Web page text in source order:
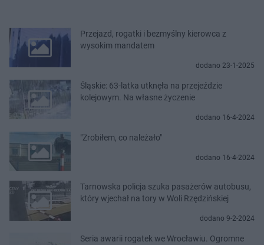
Przejazd, rogatki i bezmyślny kierowca z
wysokim mandatem
dodano 23-1-2025
Śląskie: 63-latka utknęła na przejeździe
kolejowym. Na własne życzenie
dodano 16-4-2024
"Zrobiłem, co należało"
dodano 16-4-2024
Tarnowska policja szuka pasażerów autobusu,
który wjechał na tory w Woli Rzędzińskiej
dodano 9-2-2024
Seria awarii rogatek we Wrocławiu. Ogromne